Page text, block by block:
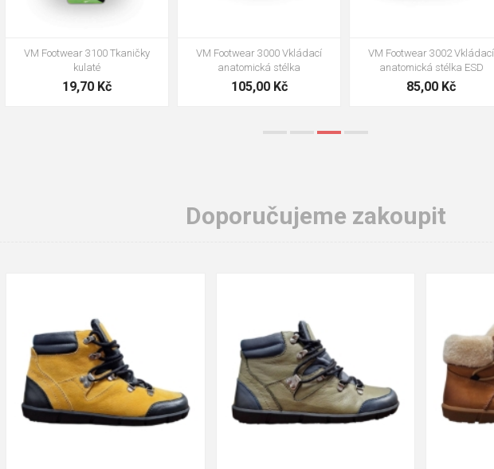
VM Footwear 3000 Vkládací
anatomická stélka
105,00 Kč
VM Footwear 3002 Vkládací
anatomická stélka ESD
85,00 Kč
VM Footwear 3900 Čistící houba
na obuv
39,00 Kč
Doporučujeme zakoupit